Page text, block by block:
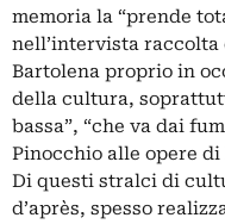
memoria la “prende
nell’intervista raccolta
Bartolena proprio in
della cultura,
bassa”, “che va dai
Pinocchio alle opere
Di questi stralci di
d’après, spesso